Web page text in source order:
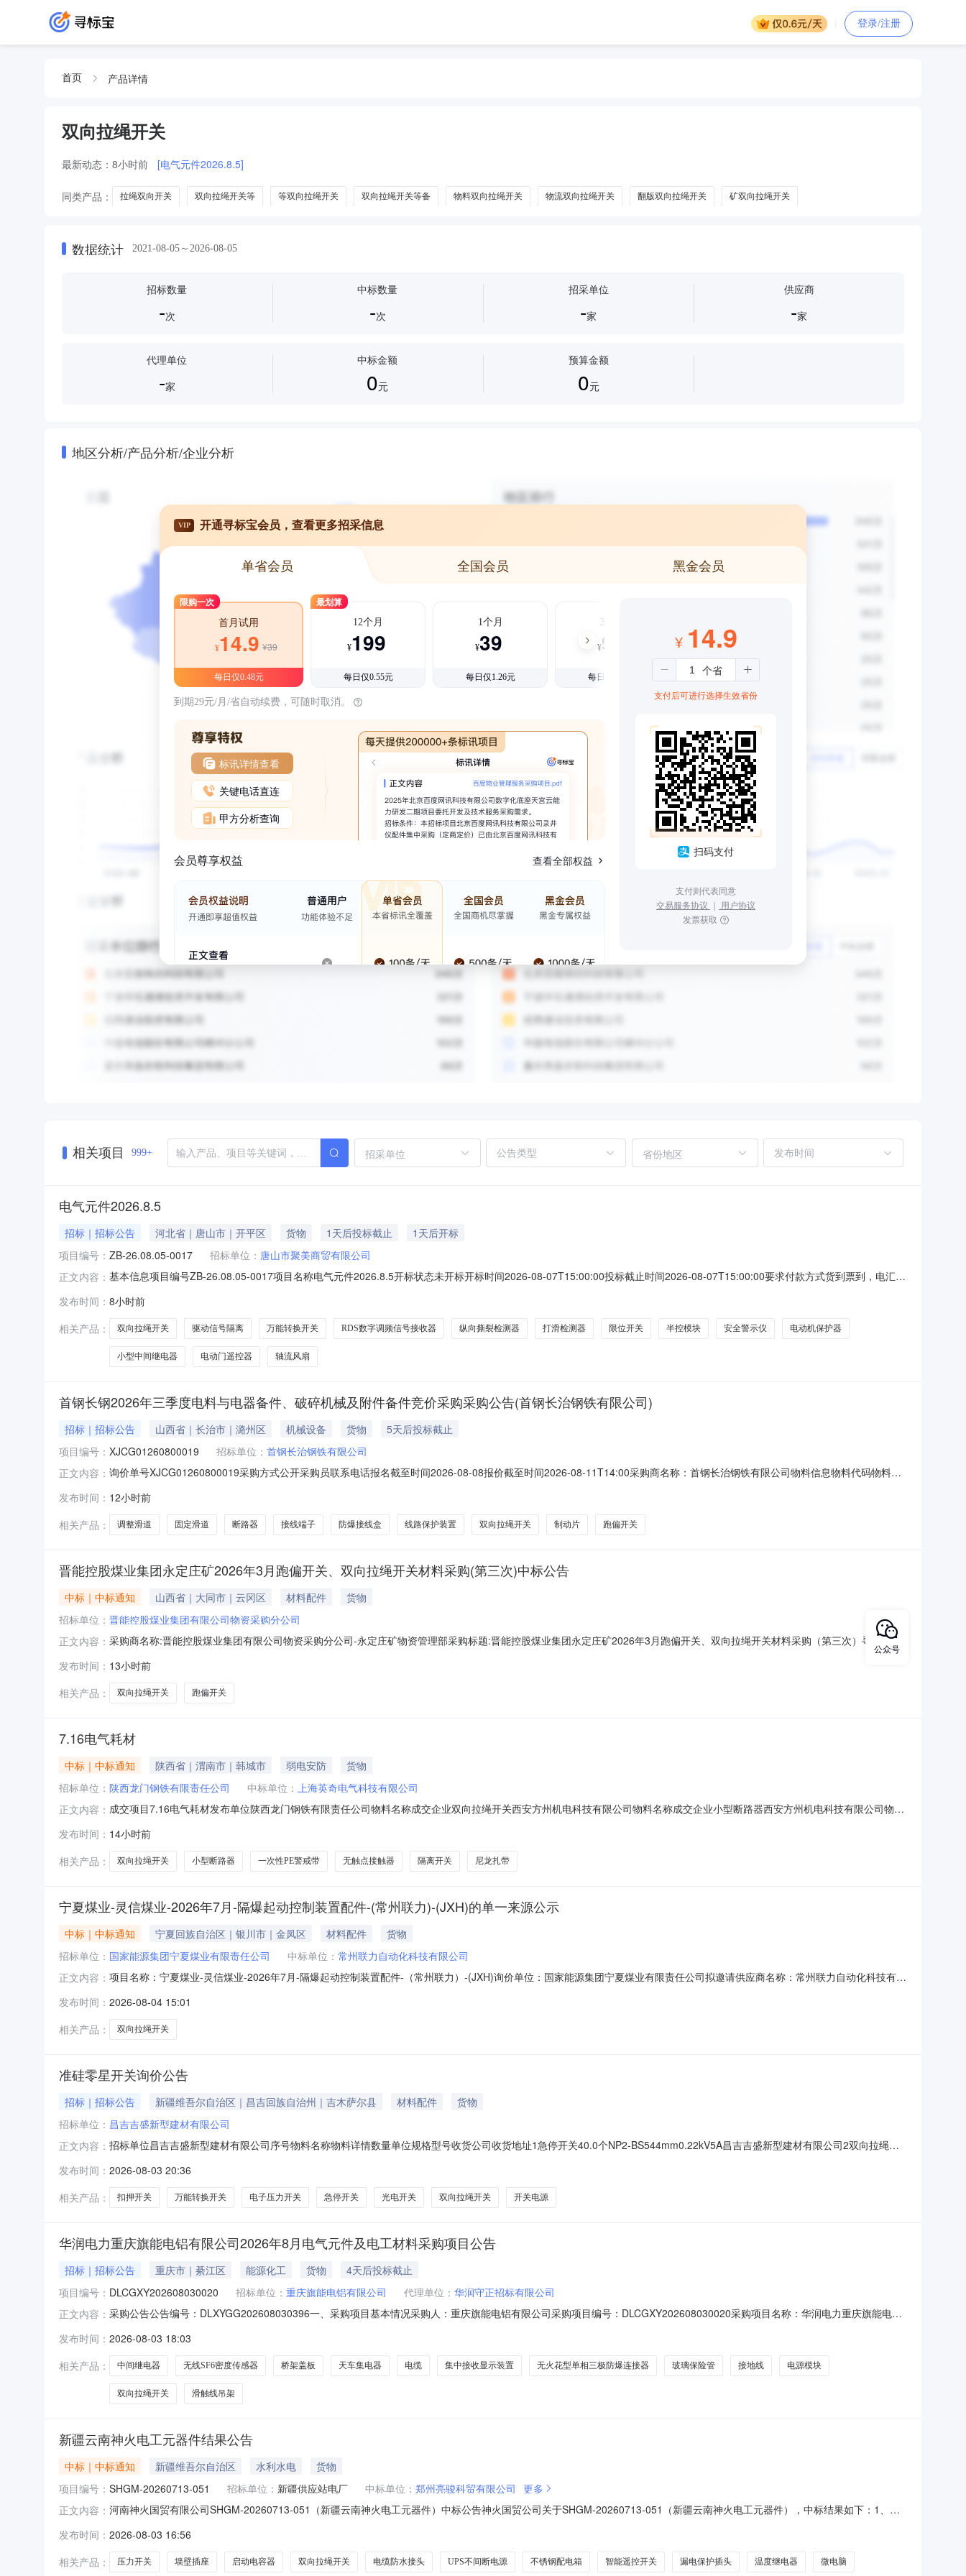
登录/注册
首页 产品详情
双向拉绳开关
最新动态： 8小时前 [电气元件2026.8.5]
同类产品： 拉绳双向开关 双向拉绳开关等 等双向拉绳开关 双向拉绳开关等备 物料双向拉绳开关 物流双向拉绳开关 翻版双向拉绳开关 矿双向拉绳开关
数据统计 2021-08-05～2026-08-05
招标数量
-次
中标数量
-次
招采单位
-家
供应商
-家
代理单位
-家
中标金额
0元
预算金额
0元
地区分析/产品分析/企业分析
VIP 开通寻标宝会员，查看更多招采信息
单省会员 全国会员 黑金会员
限购一次
首月试用
¥14.9 ¥39
每日仅0.48元
最划算
12个月
¥199
每日仅0.55元
1个月
¥39
每日仅1.26元
3个月
¥99
每日仅1.08元
到期29元/月/省自动续费，可随时取消。
标讯详情查看
关键电话直连
甲方分析查询
会员尊享权益 查看全部权益
¥ 14.9
支付后可进行选择生效省份
扫码支付
支付则代表同意
交易服务协议 ｜ 用户协议
发票获取
相关项目 999+ 招采单位 省份地区
电气元件2026.8.5
招标｜招标公告 河北省｜唐山市｜开平区 货物 1天后投标截止
1天后开标
项目编号： ZB-26.08.05-0017 招标单位： 唐山市聚美商贸有限公司
正文内容： 基本信息项目编号ZB-26.08.05-0017项目名称电气元件2026.8.5开标状态未开标开标时间2026-08-07T15:00:00投标截止时间2026-08-07T15:00:00要求付款方式货到票到，电汇或
加密中文433三键天线款个制氧2车间南区1#60000制氧推拉门2.022.004.008.1238
发布时间： 8小时前
相关产品：
双向拉绳开关 驱动信号隔离 万能转换开关 RDS数字调频信号接收器 纵向撕裂检测器 打滑检测器 限位开关 半控模块 安全警示仪 电动机保护器
小型中间继电器 电动门遥控器 轴流风扇
首钢长钢2026年三季度电料与电器备件、破碎机械及附件备件竞价采购采购公告(首钢长治钢铁有限公司)
招标｜招标公告 山西省｜长治市｜潞州区 机械设备 货物
5天后投标截止
项目编号： XJCG01260800019 招标单位： 首钢长治钢铁有限公司
正文内容： 询价单号XJCG01260800019采购方式公开采购员联系电话报名截至时间2026-08-08报价截至时间2026-08-11T14:00采购商名称：首钢长治钢铁有限公司物料信息物料代码物料名
HFKLT2-IIAC380V/5A品牌综合18.0个2026-09-30J1/J2带大修C0794905跑偏开关限位开关/微动开关；规
发布时间： 12小时前
相关产品：
调整滑道 固定滑道 断路器 接线端子 防爆接线盒 线路保护装置 双向拉绳开关 制动片 跑偏开关
晋能控股煤业集团永定庄矿2026年3月跑偏开关、双向拉绳开关材料采购(第三次)中标公告
中标｜中标通知 山西省｜大同市｜云冈区 材料配件
货物
招标单位： 晋能控股煤业集团有限公司物资采购分公司
正文内容： 采购商名称:晋能控股煤业集团有限公司物资采购分公司-永定庄矿物资管理部采购标题:晋能控股煤业集团永定庄矿2026年3月跑偏开关、双向拉绳开关材料采购（第三次）寻源方式:
发布时间： 13小时前
相关产品：
双向拉绳开关 跑偏开关
7.16电气耗材
中标｜中标通知 陕西省｜渭南市｜韩城市 弱电安防
货物
招标单位： 陕西龙门钢铁有限责任公司 中标单位： 上海英奇电气科技有限公司
正文内容： 成交项目7.16电气耗材发布单位陕西龙门钢铁有限责任公司物料名称成交企业双向拉绳开关西安方州机电科技有限公司物料名称成交企业小型断路器西安方州机电科技有限公司物料
尼龙扎带韩城市普照实业有限公司物料名称成交企业一次性PE警戒带汉中中科物资有限公司物料名称成交企业无触点接触器上海英奇电气科技有限公司
发布时间： 14小时前
相关产品：
双向拉绳开关 小型断路器 一次性PE警戒带 无触点接触器 隔离开关 尼龙扎带
宁夏煤业-灵信煤业-2026年7月-隔爆起动控制装置配件-(常州联力)-(JXH)的单一来源公示
中标｜中标通知 宁夏回族自治区｜银川市｜金凤区 材料配件
货物
招标单位： 国家能源集团宁夏煤业有限责任公司 中标单位： 常州联力自动化科技有限公司
正文内容： 项目名称：宁夏煤业-灵信煤业-2026年7月-隔爆起动控制装置配件-（常州联力）-(JXH)询价单位：国家能源集团宁夏煤业有限责任公司拟邀请供应商名称：常州联力自动化科技有限
或者服务配套要求，需要继续从原供应商处采购物资或者服务的公示起止时间：2026-08-0414:51:45-2026-08-0714:51:4
发布时间： 2026-08-04 15:01
相关产品：
双向拉绳开关
准硅零星开关询价公告
招标｜招标公告 新疆维吾尔自治区｜昌吉回族自治州｜吉木萨尔县 材料配件
货物
招标单位： 昌吉吉盛新型建材有限公司
正文内容： 招标单位昌吉吉盛新型建材有限公司序号物料名称物料详情数量单位规格型号收货公司收货地址1急停开关40.0个NP2-BS544mm0.22kV5A昌吉吉盛新型建材有限公司2双向拉绳开
16D/49.4168.4N2220VAC/220VDC16A3银合金双断点昌吉吉盛新型建材有限公司5电子压力开关10.0个0-60
发布时间： 2026-08-03 20:36
相关产品：
扣押开关 万能转换开关 电子压力开关 急停开关 光电开关 双向拉绳开关 开关电源
华润电力重庆旗能电铝有限公司2026年8月电气元件及电工材料采购项目公告
招标｜招标公告 重庆市｜綦江区 能源化工 货物
4天后投标截止
项目编号： DLCGXY202608030020 招标单位： 重庆旗能电铝有限公司 代理单位： 华润守正招标有限公司
正文内容： 采购公告公告编号：DLXYGG202608030396一、采购项目基本情况采购人：重庆旗能电铝有限公司采购项目编号：DLCGXY202608030020采购项目名称：华润电力重庆旗能电铝
标后严格按照投标承诺周期完成供货。二、供应商资格要求无需资格审查三、采购文件的获取采购文件在华润守正采购交易平台发布，不再另行线下提供纸质采购文件，凡有意参与
者请自行登
发布时间： 2026-08-03 18:03
相关产品：
中间继电器 无线SF6密度传感器 桥架盖板 天车集电器 电缆 集中接收显示装置 无火花型单相三极防爆连接器 玻璃保险管 接地线 电源模块
双向拉绳开关 滑触线吊架
新疆云南神火电工元器件结果公告
中标｜中标通知 新疆维吾尔自治区 水利水电
货物
项目编号： SHGM-20260713-051 招标单位： 新疆供应站电厂 中标单位： 郑州亮骏科贸有限公司 更多
正文内容： 河南神火国贸有限公司SHGM-20260713-051（新疆云南神火电工元器件）中标公告神火国贸公司关于SHGM-20260713-051（新疆云南神火电工元器件），中标结果如下：1、中
煤电电力公司_燃运分厂_运行二班10.;10郑州亮骏科贸有限公司3829030010013墙壁插座三孔16A暗装10个新疆供应站电厂库存组织(07月)新疆煤
发布时间： 2026-08-03 16:56
相关产品：
压力开关 墙壁插座 启动电容器 双向拉绳开关 电缆防水接头 UPS不间断电源 不锈钢配电箱 智能遥控开关 漏电保护插头 温度继电器 微电脑
公众号